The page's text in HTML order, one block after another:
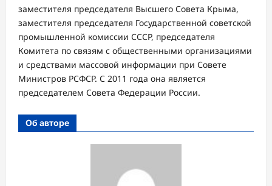
заместителя председателя Высшего Совета Крыма,
заместителя председателя Государственной советской
промышленной комиссии СССР, председателя
Комитета по связям с общественными организациями
и средствами массовой информации при Совете
Министров РСФСР. С 2011 года она является
председателем Совета Федерации России.
Об авторе